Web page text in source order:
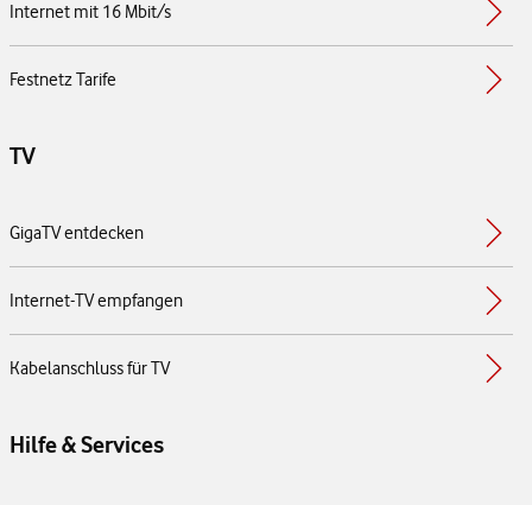
Internet mit 16 Mbit/s
Festnetz Tarife
TV
GigaTV entdecken
Internet-TV empfangen
Kabelanschluss für TV
Hilfe & Services